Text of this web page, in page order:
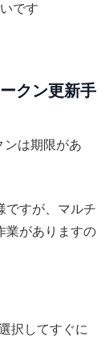
です
クン更新手
は期限があ
ですが、マルチ
業がありますの
択してすぐに